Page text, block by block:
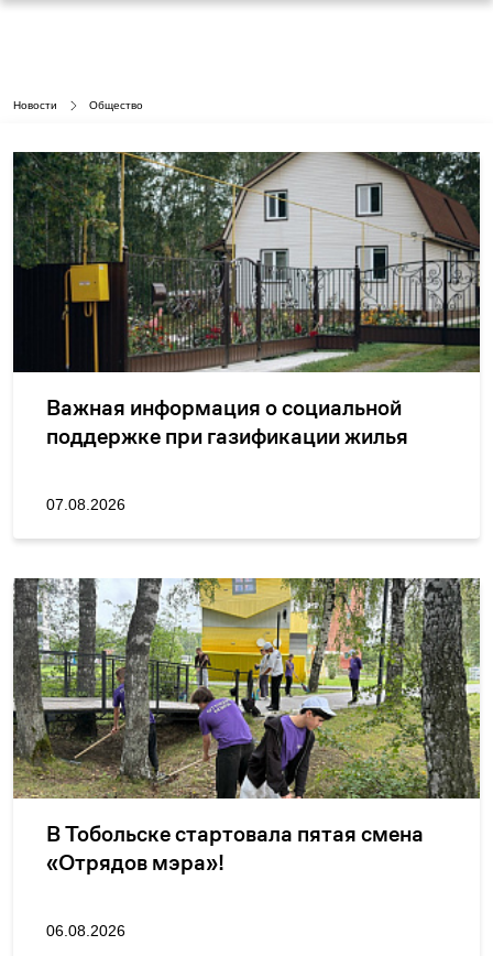
Новости Общество
Важная информация о социальной
поддержке при газификации жилья
07.08.2026
В Тобольске стартовала пятая смена
«Отрядов мэра»!
06.08.2026